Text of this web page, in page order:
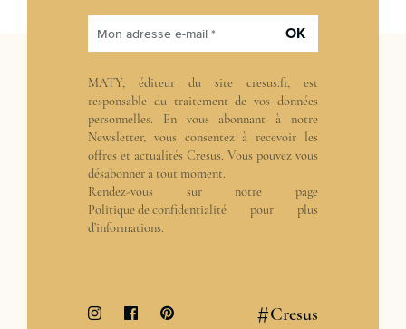
Mon adresse e-mail * OK
MATY, éditeur du site cresus.fr, est
responsable du traitement de vos données
personnelles. En vous abonnant à notre
Newsletter, vous consentez à recevoir les
offres et actualités Cresus. Vous pouvez vous
désabonner à tout moment.
Rendez-vous sur notre page
Politique de confidentialité pour plus
d’informations.
#Cresus